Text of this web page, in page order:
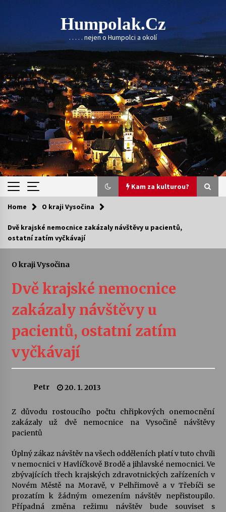
Skip
to
content
Humpolak.cz
. . . . . nejen o Humpolci a okolí
Kam za kulturou?
Kam za kulturou?
Letní koncerty ve Stromovce: Ars Camerata a
Vernisáž výstavy Josefíny Duškové: Stávám se
kapkou
30. 7. 2026
Veselí muzikanti
30. 7. 2026
šedesátka: 28. 7.–1. 8. 2026
Letní koncerty ve Stromovce: Kolchoz a
Votavžatský ploty
23. 7. 2026
Home O kraji Vysočina
Dvě krajské nemocnice zakázaly návštěvy u pacientů,
ostatní zatím vyčkávají
O kraji Vysočina
Dvě krajské nemocnice
zakázaly návštěvy u
pacientů, ostatní zatím
vyčkávají
Petr 20. 1. 2013
Z důvodu rostoucího počtu chřipkových onemocnění
zakázaly už dvě nemocnice na Vysočině návštěvy
pacientů
Úplný zákaz návštěv na všech odděleních platí v tuto chvíli
v nemocnici v Havlíčkově Brodě a jihlavské nemocnici. Ve
zbývajících třech krajských zdravotnických zařízeních v
Novém Městě na Moravě, v Pelhřimově a v Třebíči se
prozatím k žádným omezením návštěv nepřistoupilo.
Případná změna režimu návštěv bude souviset s